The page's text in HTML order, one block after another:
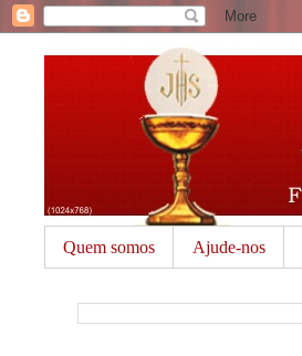
Quem somos Ajude-nos